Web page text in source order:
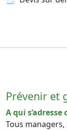
Prévenir et
A qui
Tous